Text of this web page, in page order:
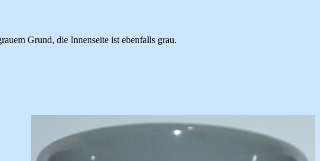
Grund, die Innenseite ist ebenfalls grau.